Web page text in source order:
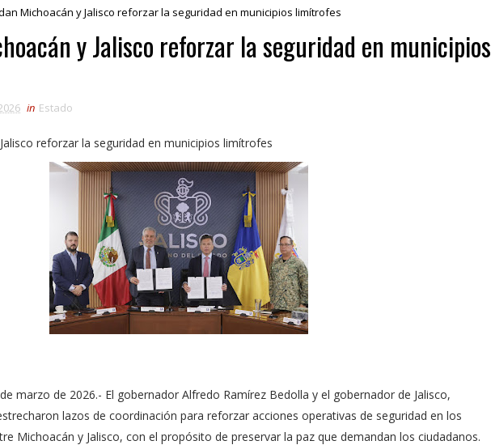
Michoacán y Jalisco reforzar la seguridad en municipios limítrofes
y Jalisco reforzar la seguridad en municipios
in Estado
reforzar la seguridad en municipios limítrofes
marzo de 2026.- El gobernador Alfredo Ramírez Bedolla y el gobernador de Jalisco,
lazos de coordinación para reforzar acciones operativas de seguridad en los
Michoacán y Jalisco, con el propósito de preservar la paz que demandan los ciudadanos.